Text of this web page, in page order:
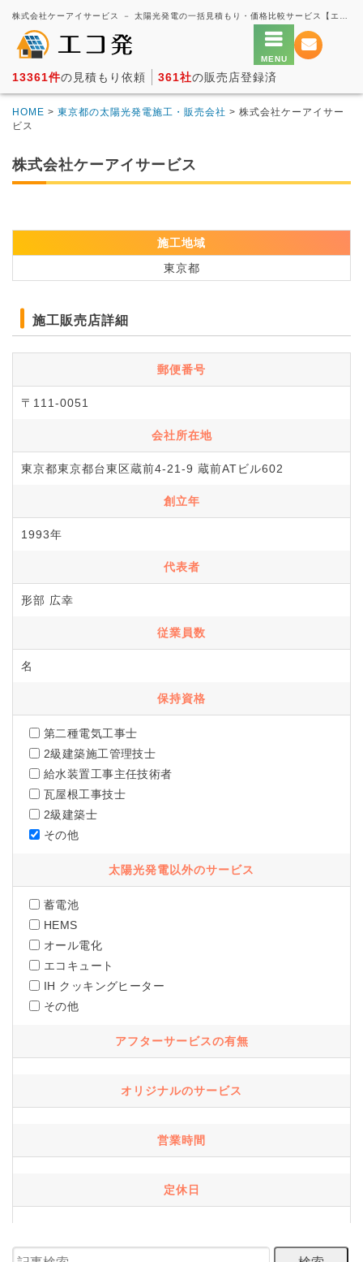
13361件の見積もり依頼 361社の販売店登録済
HOME > 東京都の太陽光発電施工・販売会社 > 株式会社ケーアイサー
ビス
株式会社ケーアイサービス
施工地域
東京都
施工販売店詳細
郵便番号
〒111-0051
会社所在地
東京都東京都台東区蔵前4-21-9 蔵前ATビル602
創立年
1993年
代表者
形部 広幸
従業員数
名
保持資格
第二種電気工事士
2級建築施工管理技士
給水装置工事主任技術者
瓦屋根工事技士
2級建築士
その他
太陽光発電以外のサービス
蓄電池
HEMS
オール電化
エコキュート
IH クッキングヒーター
その他
アフターサービスの有無
オリジナルのサービス
営業時間
定休日